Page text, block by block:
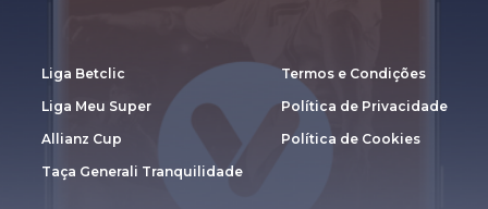
Liga Betclic
Liga Meu Super
Allianz Cup
Taça Generali Tranquilidade
Termos e Condições
Política de Privacidade
Política de Cookies